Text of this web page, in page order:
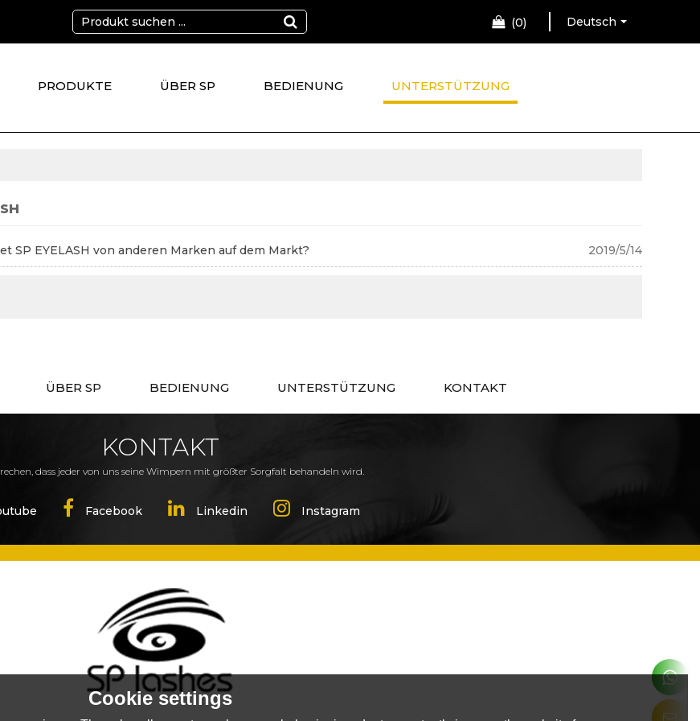
0 Deutsch
PRODUKTE ÜBER SP BEDIENUNG UNTERSTÜTZUNG
SP EYELASH von anderen Marken auf dem Markt? 2019/5/14
ÜBER SP BEDIENUNG UNTERSTÜTZUNG KONTAKT
KONTAKT
dass jeder von uns seine Wimpern mit größter Sorgfalt behandeln wird.
Cookie settings